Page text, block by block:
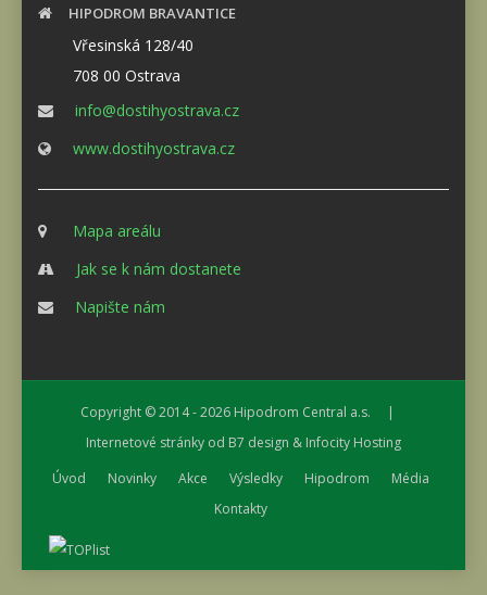
HIPODROM BRAVANTICE
Vřesinská 128/40
708 00 Ostrava
info@dostihyostrava.cz
www.dostihyostrava.cz
Mapa areálu
Jak se k nám dostanete
Napište nám
Copyright © 2014 - 2026 Hipodrom Central a.s. |
Internetové stránky od B7 design & Infocity Hosting
Úvod
Novinky Akce Výsledky Hipodrom
Média
Kontakty